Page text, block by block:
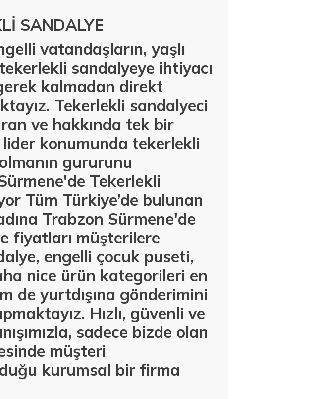
SANDALYE
vatandaşların, yaşlı
sandalyeye ihtiyacı
kalmadan direkt
Tekerlekli sandalyeci
ve hakkında tek bir
konumunda tekerlekli
gururunu
Tekerlekli
Tüm Türkiye’de bulunan
Trabzon Sürmene'de
fiyatları müşterilere
engelli çocuk puseti,
nice ürün kategorileri en
de yurtdışına gönderimini
Hızlı, güvenli ve
sadece bizde olan
müşteri
kurumsal bir firma